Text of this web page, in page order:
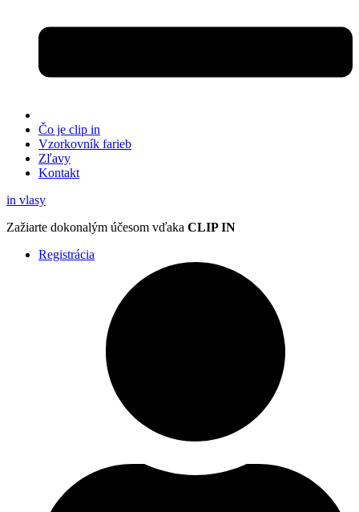
Čo je clip in
Vzorkovník farieb
Zľavy
Kontakt
in vlasy
Zažiarte dokonalým účesom vďaka CLIP IN
Registrácia